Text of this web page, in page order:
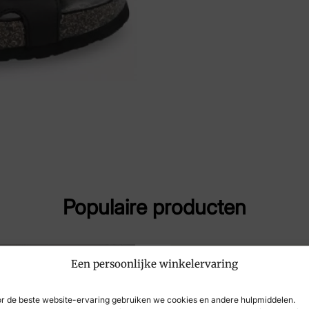
Een persoonlijke winkelervaring
de beste website-ervaring gebruiken we cookies en andere hulpmiddelen.
Populaire producten